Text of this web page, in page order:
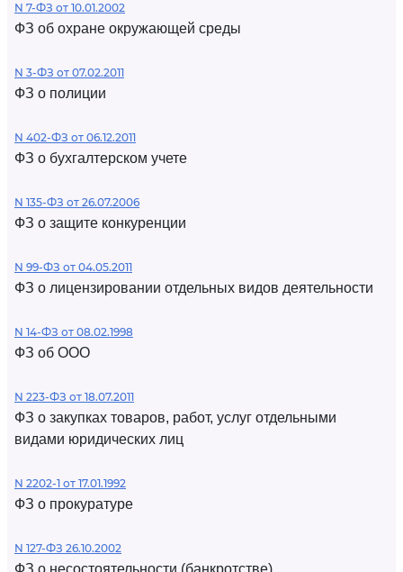
N 7-ФЗ от 10.01.2002
ФЗ об охране окружающей среды
N 3-ФЗ от 07.02.2011
ФЗ о полиции
N 402-ФЗ от 06.12.2011
ФЗ о бухгалтерском учете
N 135-ФЗ от 26.07.2006
ФЗ о защите конкуренции
N 99-ФЗ от 04.05.2011
ФЗ о лицензировании отдельных видов деятельности
N 14-ФЗ от 08.02.1998
ФЗ об ООО
N 223-ФЗ от 18.07.2011
ФЗ о закупках товаров, работ, услуг отдельными
видами юридических лиц
N 2202-1 от 17.01.1992
ФЗ о прокуратуре
N 127-ФЗ 26.10.2002
ФЗ о несостоятельности (банкротстве)